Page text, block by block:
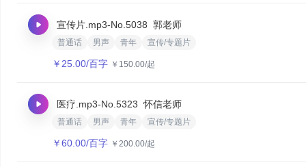
宣传片.mp3-No.5038 郭老师
普通话 男声 青年 宣传/专题片
￥ 25.00/百字 ￥ 150.00/起
医疗.mp3-No.5323 怀信老师
普通话 男声 青年 宣传/专题片
￥60.00/百字 ￥ 200.00/起